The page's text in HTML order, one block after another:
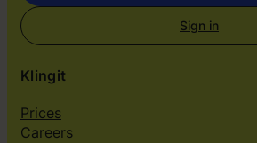
Sign in
Klingit
Prices
Careers